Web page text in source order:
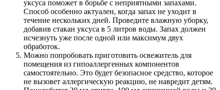
уксуса поможет в борьбе с неприятными запахами.
Способ особенно актуален, когда запах не уходит в
течение нескольких дней. Проведите влажную уборку,
добавив стакан уксуса в 5 литров воды. Запах должен
исчезнуть уже после одной или максимум двух
обработок.
Можно попробовать приготовить освежитель для
помещения из гипоаллергенных компонентов
самостоятельно. Это будет безопасное средство, которое
не вызовет аллергическую реакцию, не навредит детям.